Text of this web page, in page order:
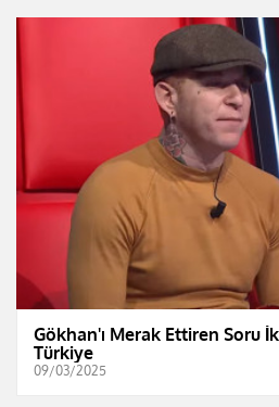
Gökhan'ı Merak Ettiren Soru
Türkiye
09/03/2025